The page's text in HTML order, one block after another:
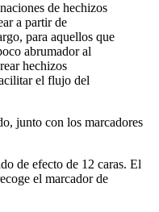
de hechizos
a partir de
para aquellos que
abrumador al
hechizos
el flujo del
junto con los marcadores
de efecto de 12 caras. El
el marcador de